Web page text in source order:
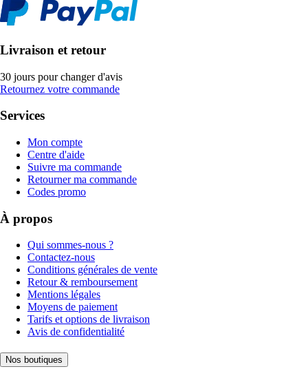
Livraison et retour
30 jours pour changer d'avis
Retournez votre commande
Services
Mon compte
Centre d'aide
Suivre ma commande
Retourner ma commande
Codes promo
À propos
Qui sommes-nous ?
Contactez-nous
Conditions générales de vente
Retour & remboursement
Mentions légales
Moyens de paiement
Tarifs et options de livraison
Avis de confidentialité
Nos boutiques